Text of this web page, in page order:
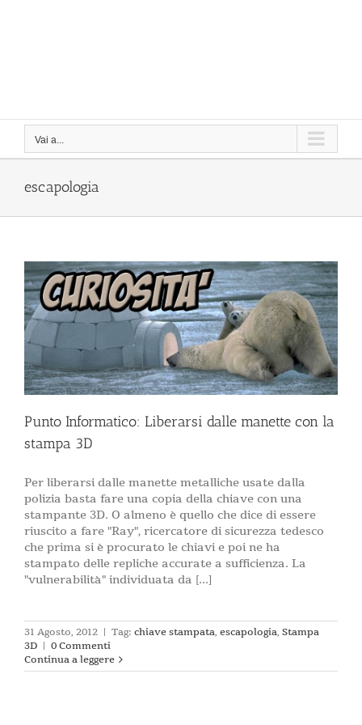
Vai a...
escapologia
Punto Informatico: Liberarsi dalle manette con la
stampa 3D
Per liberarsi dalle manette metalliche usate dalla
polizia basta fare una copia della chiave con una
stampante 3D. O almeno è quello che dice di essere
riuscito a fare "Ray", ricercatore di sicurezza tedesco
che prima si è procurato le chiavi e poi ne ha
stampato delle repliche accurate a sufficienza. La
"vulnerabilità" individuata da [...]
31 Agosto, 2012 | Tag: chiave stampata, escapologia, Stampa
3D | 0 Commenti
Continua a leggere